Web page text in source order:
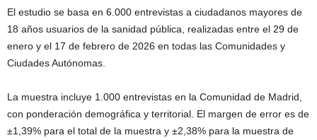
El estudio se basa en 6.000 entrevistas a ciudadanos mayores de
18 años usuarios de la sanidad pública, realizadas entre el 29 de
enero y el 17 de febrero de 2026 en todas las Comunidades y
Ciudades Autónomas.
La muestra incluye 1.000 entrevistas en la Comunidad de Madrid,
con ponderación demográfica y territorial. El margen de error es de
±1,39% para el total de la muestra y ±2,38% para la muestra de